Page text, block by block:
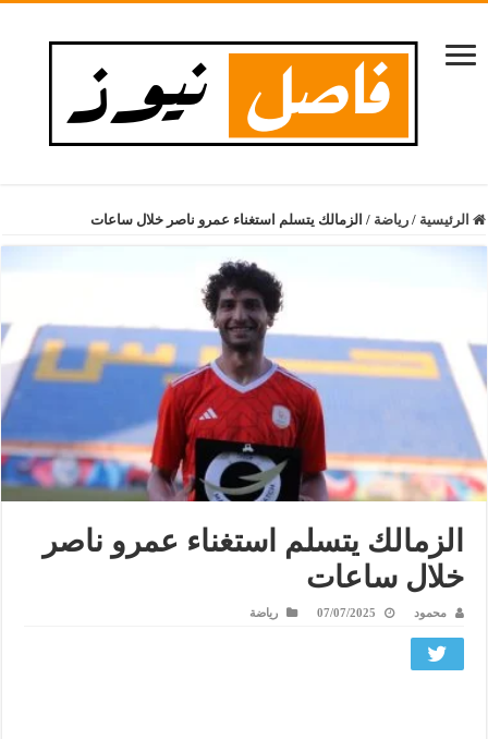
الرئيسية / رياضة / الزمالك يتسلم استغناء عمرو ناصر خلال ساعات
الزمالك يتسلم استغناء عمرو ناصر
خلال ساعات
محمود 07/07/2025 رياضة